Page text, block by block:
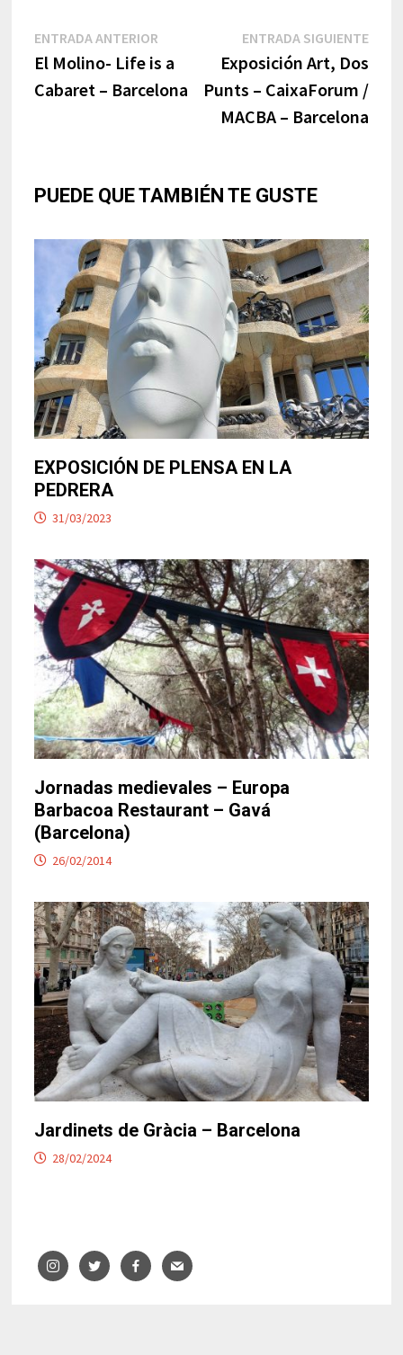
Navegación
de
ENTRADA ANTERIOREntrada
anterior:
El Molino- Life is a
Cabaret – Barcelona
ENTRADA SIGUIENTE
Exposición Art, Dos
Punts – CaixaForum /
MACBA – Barcelona
PUEDE QUE TAMBIÉN TE GUSTE
EXPOSICIÓN DE PLENSA EN LA
PEDRERA
31/03/2023
Jornadas medievales – Europa
Barbacoa Restaurant – Gavá
(Barcelona)
26/02/2014
Jardinets de Gràcia – Barcelona
28/02/2024